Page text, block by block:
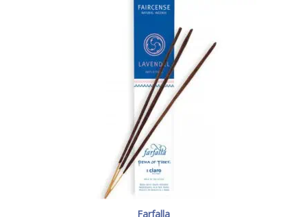
Farfalla